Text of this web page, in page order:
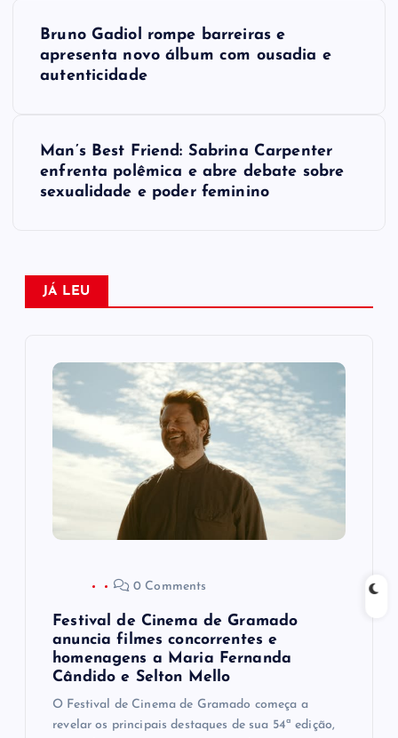
N
ç
Bruno Gadiol rompe barreiras e
apresenta novo álbum com ousadia e
autenticidade
Man’s Best Friend: Sabrina Carpenter
enfrenta polêmica e abre debate sobre
sexualidade e poder feminino
JÁ LEU
0 Comments
Festival de Cinema de Gramado
anuncia filmes concorrentes e
homenagens a Maria Fernanda
Cândido e Selton Mello
O Festival de Cinema de Gramado começa a
revelar os principais destaques de sua 54ª edição,